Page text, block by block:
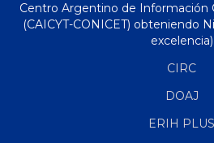
Centro Argentino de Información
(CAICYT-CONICET) obteniendo
excelencia)
CIRC
DOAJ
ERIH PLUS